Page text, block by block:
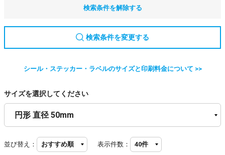
検索条件を解除する
検索条件を変更する
シール・ステッカー・ラベルのサイズと印刷料金について >>
サイズを選択してください
並び替え： 表示件数：